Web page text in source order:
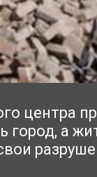
центра
город, а